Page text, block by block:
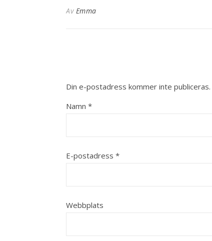
Av Emma
Din e-postadress kommer inte publiceras.
Namn *
E-postadress *
Webbplats